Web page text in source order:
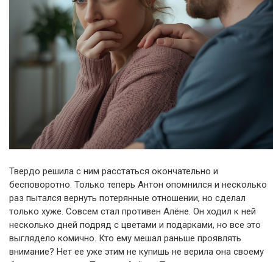
Твердо решила с ним расстаться окончательно и
бесповоротно. Только теперь Антон опомнился и несколько
раз пытался вернуть потерянные отношении, но сделал
только хуже. Совсем стал противен Алёне. Он ходил к ней
несколько дней подряд с цветами и подарками, но все это
выглядело комично. Кто ему мешал раньше проявлять
внимание? Нет ее уже этим не купишь не верила она своему